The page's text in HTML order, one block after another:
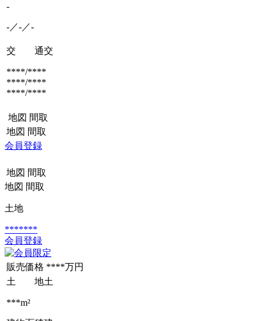
-
-／-／-
交 通交
****/****
****/****
****/****
地図 間取
地図 間取
会員登録
地図 間取
地図 間取
土地
*******
会員登録
販売価格 ****万円
土 地土
***m²